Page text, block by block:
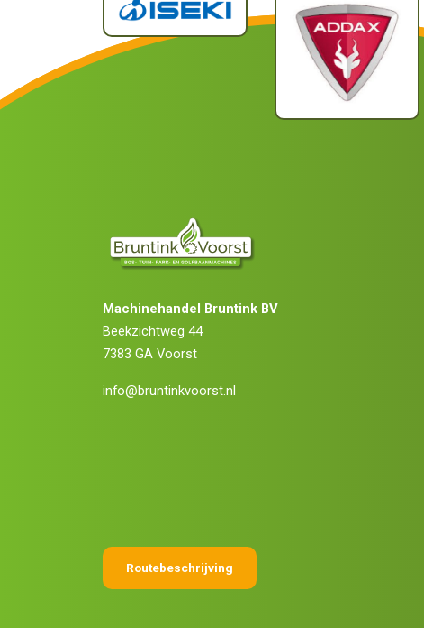
Machinehandel Bruntink BV
Beekzichtweg 44
7383 GA Voorst
info@bruntinkvoorst.nl
Routebeschrijving